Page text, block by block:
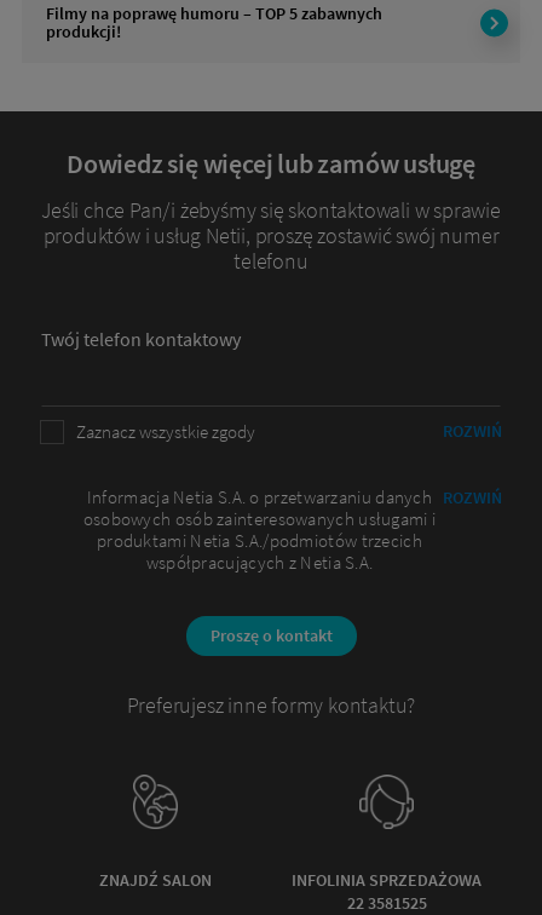
Filmy na poprawę humoru – TOP 5 zabawnych
produkcji!
Dowiedz się więcej lub zamów usługę
Jeśli chce Pan/i żebyśmy się skontaktowali w sprawie
produktów i usług Netii, proszę zostawić swój numer
telefonu
Twój telefon kontaktowy
Zaznacz wszystkie zgody ROZWIŃ
Informacja Netia S.A. o przetwarzaniu danych
osobowych osób zainteresowanych usługami i
produktami Netia S.A./podmiotów trzecich
współpracujących z Netia S.A.
ROZWIŃ
Proszę o kontakt
Preferujesz inne formy kontaktu?
ZNAJDŹ SALON
INFOLINIA SPRZEDAŻOWA
22 3581525